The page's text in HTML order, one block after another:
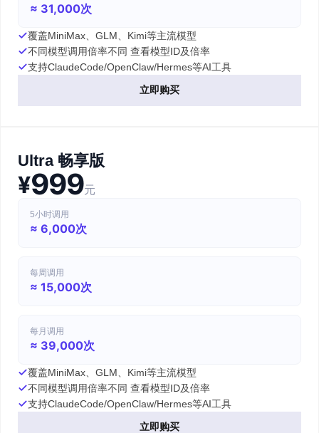
≈ 31,000次
覆盖MiniMax、GLM、Kimi等主流模型
不同模型调用倍率不同 查看模型ID及倍率
支持ClaudeCode/OpenClaw/Hermes等AI工具
立即购买
Ultra 畅享版
¥999元
5小时调用
≈ 6,000次
每周调用
≈ 15,000次
每月调用
≈ 39,000次
覆盖MiniMax、GLM、Kimi等主流模型
不同模型调用倍率不同 查看模型ID及倍率
支持ClaudeCode/OpenClaw/Hermes等AI工具
立即购买